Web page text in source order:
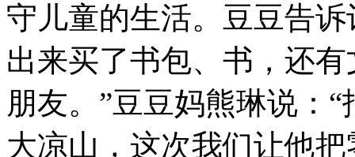
守儿童的生活。豆豆告
出来买了书包、书，还
朋友。”豆豆妈熊琳说：
大凉山，这次我们让他